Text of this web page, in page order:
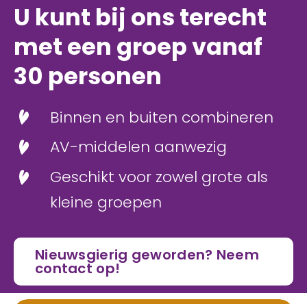
U kunt bij ons terecht
met een groep vanaf
30 personen
Binnen en buiten combineren
AV-middelen aanwezig
Geschikt voor zowel grote als
kleine groepen
Nieuwsgierig geworden? Neem
contact op!